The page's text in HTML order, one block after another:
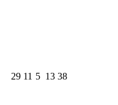
29 11 5 13 38